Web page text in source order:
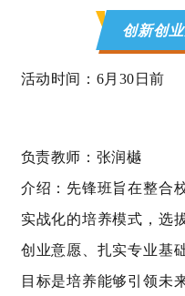
创新创
活动时间：6月30日前
负责教师：张润樾
介绍：先锋班旨在整合
实战化的培养模式，选
创业意愿、扎实专业基
目标是培养能够引领未